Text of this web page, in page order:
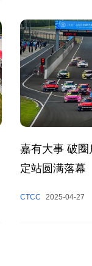
嘉有大事 破
定站圆满落幕
CTCC 2025-04-27